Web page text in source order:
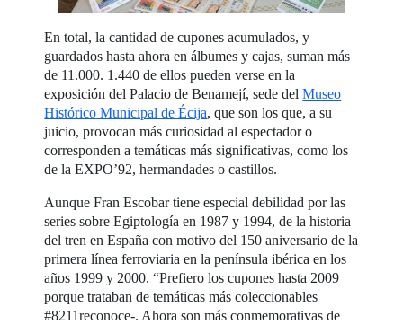
En total, la cantidad de cupones acumulados, y
guardados hasta ahora en álbumes y cajas, suman más
de 11.000. 1.440 de ellos pueden verse en la
exposición del Palacio de Benamejí, sede delMuseo
Histórico Municipal de Écija, que son los que, a su
juicio, provocan más curiosidad al espectador o
corresponden a temáticas más significativas, como los
de la EXPO’92, hermandades o castillos.
Aunque Fran Escobar tiene especial debilidad por las
series sobre Egiptología en 1987 y 1994, de la historia
del tren en España con motivo del 150 aniversario de la
primera línea ferroviaria en la península ibérica en los
años 1999 y 2000. “Prefiero los cupones hasta 2009
porque trataban de temáticas más coleccionables
#8211reconoce-. Ahora son más conmemorativas de